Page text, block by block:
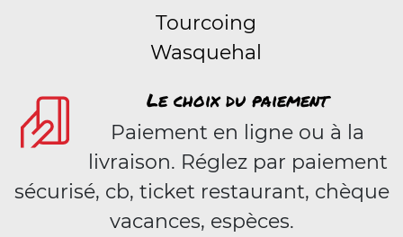
Tourcoing
Wasquehal
Le choix du paiement
Paiement en ligne ou à la
livraison. Réglez par paiement
sécurisé, cb, ticket restaurant, chèque
vacances, espèces.